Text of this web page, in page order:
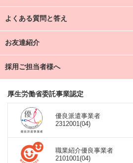
よくある質問と答え
お友達紹介
採用ご担当者様へ
厚生労働省委託事業認定
優良派遣事業者
2312001(04)
職業紹介優良事業者
2101001(04)